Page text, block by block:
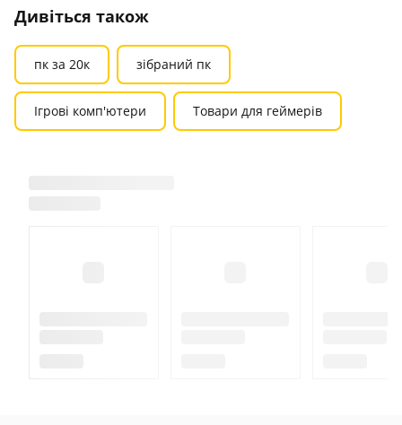
Дивіться також
пк за 20к зібраний пк
Ігрові комп'ютери Товари для геймерів